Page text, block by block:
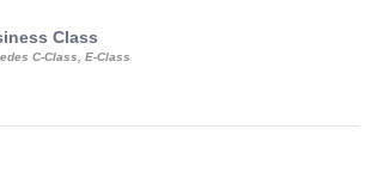
Class
C-Class, E-Class